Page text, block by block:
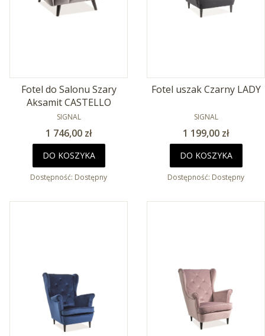
Fotel do Salonu Szary
Aksamit CASTELLO
PRODUCENT
SIGNAL
Cena
1 746,00 zł
DO KOSZYKA
Dostępność: Dostępny
Fotel uszak Czarny LADY
PRODUCENT
SIGNAL
Cena
1 199,00 zł
DO KOSZYKA
Dostępność: Dostępny